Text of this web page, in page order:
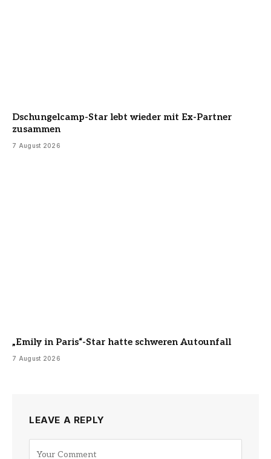
Dschungelcamp-Star lebt wieder mit Ex-Partner
zusammen
7 August 2026
„Emily in Paris“-Star hatte schweren Autounfall
7 August 2026
LEAVE A REPLY